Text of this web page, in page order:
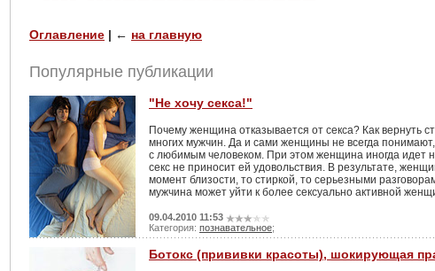
Оглавление | ← на главную
Популярные публикации
"Не хочу секса!"
Почему женщина отказывается от секса? Как вернуть
многих мужчин. Да и сами женщины не всегда
с любимым человеком. При этом женщина иногда идет
секс не приносит ей удовольствия. В результате,
момент близости, то стиркой, то серьезными
мужчина может уйти к более сексуально активной
09.04.2010 11:53
Категория: познавательное;
Ботокс (прививки красоты), шокирующая